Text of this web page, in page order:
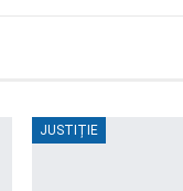
JUSTIȚIE